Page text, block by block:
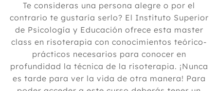
Te consideras una persona alegre o por el
contrario te gustaría serlo? El Instituto Superior
de Psicología y Educación ofrece esta master
class en risoterapia con conocimientos teórico-
prácticos necesarios para conocer en
profundidad la técnica de la risoterapia. ¡Nunca
es tarde para ver la vida de otra manera! Para